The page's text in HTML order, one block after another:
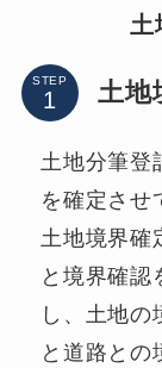
土
STEP 土地
土地分筆登
を確定させ
土地境界確
と境界確認
し、土地
と道路との